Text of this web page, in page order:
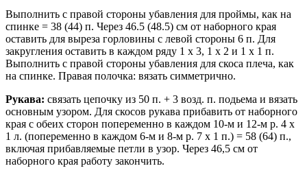
Выполнить с правой стороны убавления для проймы, как на
спинке = 38 (44) п. Через 46.5 (48.5) см от наборного края
оставить для выреза горловины с левой стороны 6 п. Для
закругления оставить в каждом ряду 1 х 3, 1 х 2 и 1 х 1 п.
Выполнить с правой стороны убавления для скоса плеча, как
на спинке. Правая полочка: вязать симметрично.
Рукава: связать цепочку из 50 п. + 3 возд. п. подьема и вязать
основным узором. Для скосов рукава прибавить от наборного
края с обеих сторон попеременно в каждом 10-м и 12-м р. 4 х
1 л. (попеременно в каждом 6-м и 8-м р. 7 х 1 п.) = 58 (64) п.,
включая прибавляемые петли в узор. Через 46,5 см от
наборного края работу закончить.